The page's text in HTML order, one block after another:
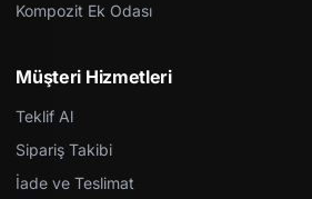
Kompozit Ek Odası
Müşteri Hizmetleri
Teklif Al
Sipariş Takibi
İade ve Teslimat